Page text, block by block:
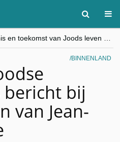
“Besnijdenisdebat toont hoe moeilijk seculiere Westen minderheden begrijpt”, Jinnih Beels (Vooruit)
CITYTRIP | ROEMENIË – Boekarest: de verrassing van Oost-Europa
BINNENLAND
bericht bij
van Jean-